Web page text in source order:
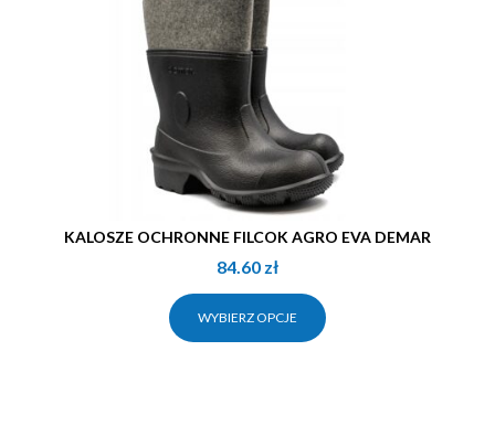
KALOSZE OCHRONNE FILCOK AGRO EVA DEMAR
84.60 zł
WYBIERZ OPCJE